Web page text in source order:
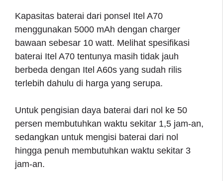
Kapasitas baterai dari ponsel Itel A70
menggunakan 5000 mAh dengan charger
bawaan sebesar 10 watt. Melihat spesifikasi
baterai Itel A70 tentunya masih tidak jauh
berbeda dengan Itel A60s yang sudah rilis
terlebih dahulu di harga yang serupa.
Untuk pengisian daya baterai dari nol ke 50
persen membutuhkan waktu sekitar 1,5 jam-an,
sedangkan untuk mengisi baterai dari nol
hingga penuh membutuhkan waktu sekitar 3
jam-an.